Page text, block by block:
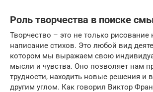
Роль творчества в поиске
Творчество – это не только рисование
написание стихов. Это любой вид
котором мы выражаем свою
мысли и чувства. Оно позволяет нам
трудности, находить новые решения и
другим углом. Как говорил Виктор